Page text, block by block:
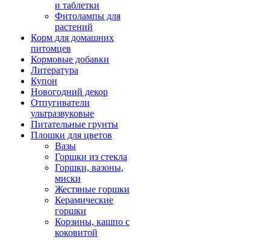
и таблетки
Фитолампы для
растений
Корм для домашних
питомцев
Кормовые добавки
Литература
Купон
Новогодний декор
Отпугиватели
ультразвуковые
Питательные грунты
Плошки для цветов
Вазы
Горшки из стекла
Горшки, вазоны,
миски
Жестяные горшки
Керамические
горшки
Корзины, кашпо с
коковитой